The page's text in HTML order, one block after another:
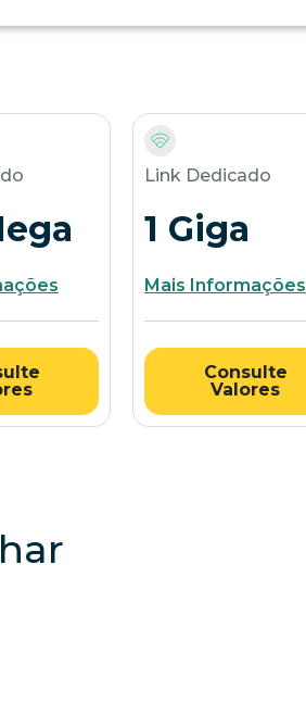
Link Dedicado
1 Giga
Mais Informações
Consulte
Valores